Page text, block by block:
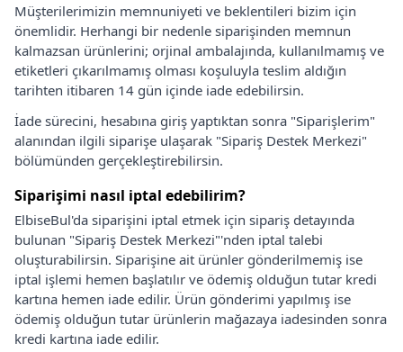
Müşterilerimizin memnuniyeti ve beklentileri bizim için
önemlidir. Herhangi bir nedenle siparişinden memnun
kalmazsan ürünlerini; orjinal ambalajında, kullanılmamış ve
etiketleri çıkarılmamış olması koşuluyla teslim aldığın
tarihten itibaren 14 gün içinde iade edebilirsin.
İade sürecini, hesabına giriş yaptıktan sonra "Siparişlerim"
alanından ilgili siparişe ulaşarak "Sipariş Destek Merkezi"
bölümünden gerçekleştirebilirsin.
Siparişimi nasıl iptal edebilirim?
ElbiseBul'da siparişini iptal etmek için sipariş detayında
bulunan "Sipariş Destek Merkezi"'nden iptal talebi
oluşturabilirsin. Siparişine ait ürünler gönderilmemiş ise
iptal işlemi hemen başlatılır ve ödemiş olduğun tutar kredi
kartına hemen iade edilir. Ürün gönderimi yapılmış ise
ödemiş olduğun tutar ürünlerin mağazaya iadesinden sonra
kredi kartına iade edilir.